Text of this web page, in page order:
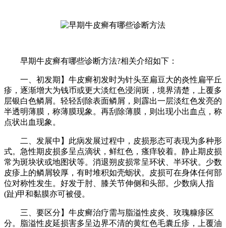
早期牛皮癣有哪些诊断方法?相关介绍如下：
一、初发期】牛皮癣初发时为针头至扁豆大的炎性扁平丘
疹，逐渐增大为钱币或更大淡红色浸润斑，境界清楚，上覆多
层银白色鳞屑。轻轻刮除表面鳞屑，则霹出一层淡红色发亮的
半透明薄膜，称薄膜现象。再刮除薄膜，则出现小出血点，称
点状出血现象。
二、发展中】此病发展过程中，皮损形态可表现为多种形
式。急性期皮损多呈点滴状，鲜红色，瘙痒较着。静止期皮损
常为斑块状或地图状等。消退朔皮损常呈环状、半环状。少数
皮疹上的鳞屑较厚，有时堆积如壳蛎状。皮损可在身体任何部
位对称性发生。好发于肘、膝关节伸侧和头部。少数病人指
(趾)甲和黏膜亦可被侵。
三、要区分】牛皮癣治疗需与脂溢性皮炎、玫瑰糠疹区
分。脂溢性皮延损害多呈边界不清的黄红色毛囊丘疹，上覆油